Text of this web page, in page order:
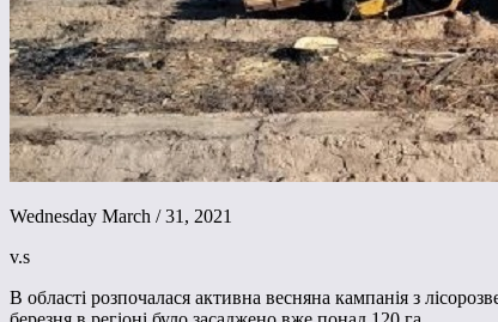
Wednesday March / 31, 2021
v.s
В області розпочалася активна весняна кампанія з